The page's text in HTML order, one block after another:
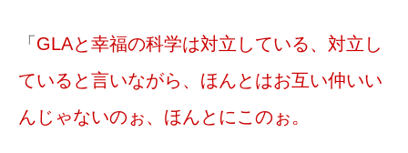
「 GLAと幸福の科学は対立している、対立し
ていると言いながら、ほんとはお互い仲いい
んじゃないのぉ、ほんとにこのぉ。